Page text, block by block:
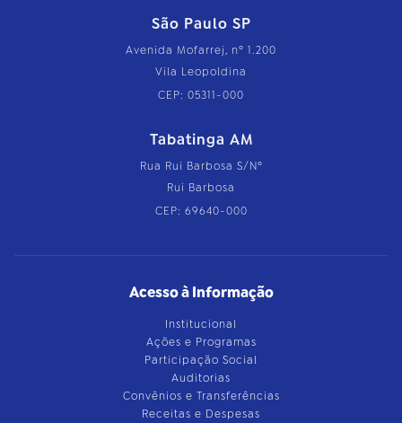
São Paulo SP
Avenida Mofarrej, nº 1.200
Vila Leopoldina
CEP: 05311-000
Tabatinga AM
Rua Rui Barbosa S/Nº
Rui Barbosa
CEP: 69640-000
Acesso à Informação
Institucional
Ações e Programas
Participação Social
Auditorias
Convênios e Transferências
Receitas e Despesas